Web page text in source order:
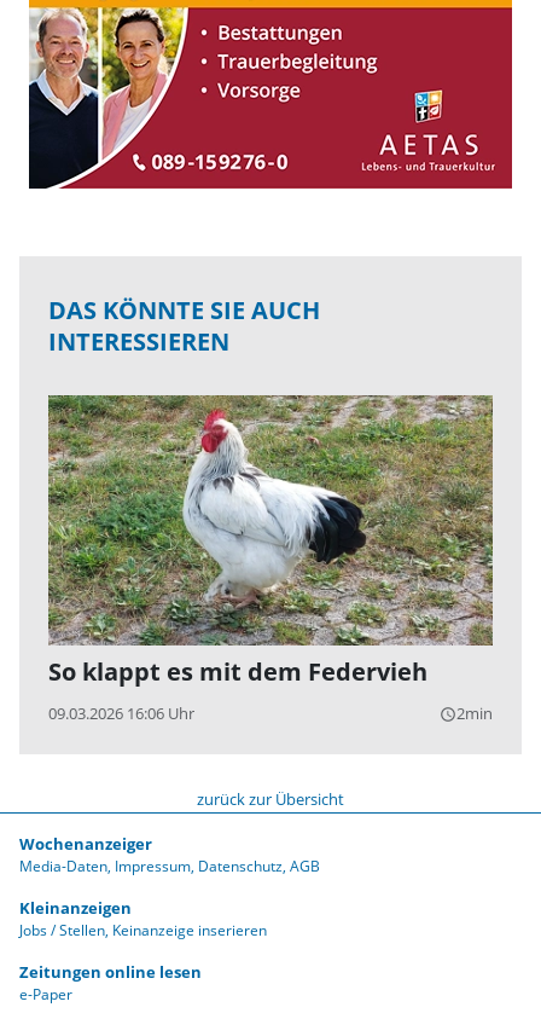
DAS KÖNNTE SIE AUCH
INTERESSIEREN
So klappt es mit dem Federvieh
09.03.2026 16:06 Uhr query_builder2min
zurück zur Übersicht
Wochenanzeiger
Media-Daten Impressum Datenschutz AGB
Kleinanzeigen
Jobs / Stellen Keinanzeige inserieren
Zeitungen online lesen
e-Paper